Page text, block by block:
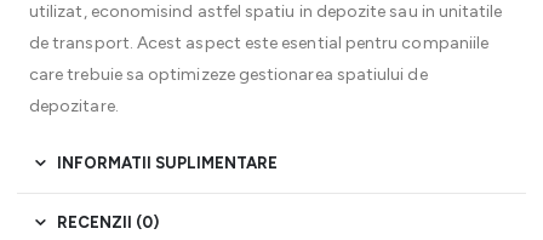
utilizat, economisind astfel spatiu in depozite sau in unitatile
de transport. Acest aspect este esential pentru companiile
care trebuie sa optimizeze gestionarea spatiului de
depozitare.
INFORMATII SUPLIMENTARE
RECENZII (0)